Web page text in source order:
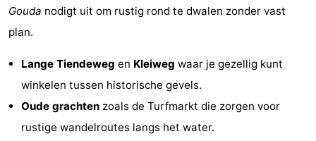
Oosterschelde
Burgh
Haamstede
Gouda nodigt uit om rustig rond te dwalen zonder vast
plan.
Lange Tiendeweg en Kleiweg waar je gezellig kunt
winkelen tussen historische gevels.
Oude grachten zoals de Turfmarkt die zorgen voor
rustige wandelroutes langs het water.